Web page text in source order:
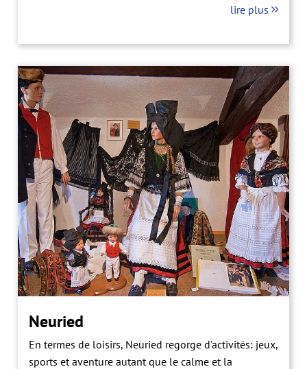
lire plus
Neuried
En termes de loisirs, Neuried regorge d'activités: jeux,
sports et aventure autant que le calme et la